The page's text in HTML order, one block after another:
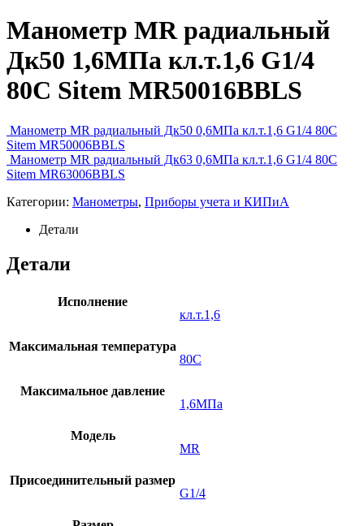
Манометр MR радиальный
Дк50 1,6МПа кл.т.1,6 G1/4
80C Sitem MR50016BBLS
Манометр MR радиальный Дк50 0,6МПа кл.т.1,6 G1/4 80C
Sitem MR50006BBLS
Манометр MR радиальный Дк63 0,6МПа кл.т.1,6 G1/4 80C
Sitem MR63006BBLS
Категории: Манометры, Приборы учета и КИПиА
Детали
Детали
Исполнение
кл.т.1,6
Максимальная температура
80C
Максимальное давление
1,6МПа
Модель
MR
Присоединительный размер
G1/4